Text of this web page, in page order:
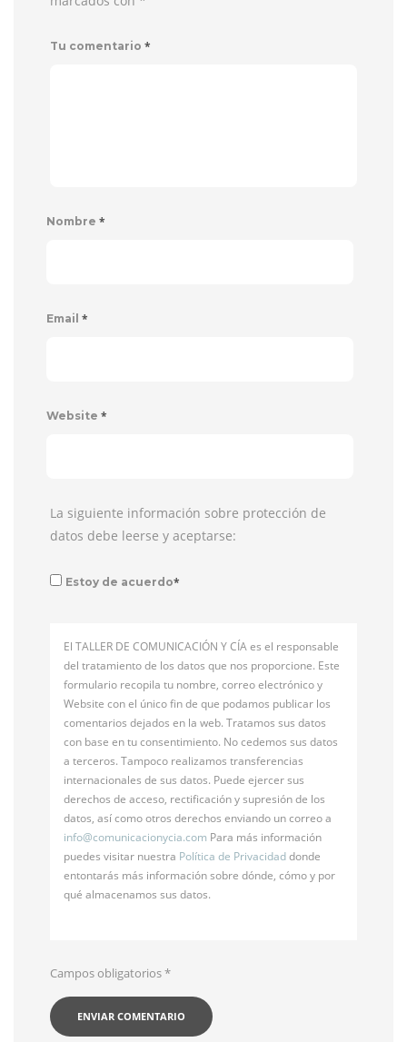
Tu comentario *
Nombre *
Email *
Website *
La siguiente información sobre protección de
datos debe leerse y aceptarse:
Estoy de acuerdo*
El TALLER DE COMUNICACIÓN Y CÍA es el responsable
del tratamiento de los datos que nos proporcione. Este
formulario recopila tu nombre, correo electrónico y
Website con el único fin de que podamos publicar los
comentarios dejados en la web. Tratamos sus datos
con base en tu consentimiento. No cedemos sus datos
a terceros. Tampoco realizamos transferencias
internacionales de sus datos. Puede ejercer sus
derechos de acceso, rectificación y supresión de los
datos, así como otros derechos enviando un correo a
info@comunicacionycia.com Para más información
puedes visitar nuestra Política de Privacidaddonde
entontarás más información sobre dónde, cómo y por
qué almacenamos sus datos.
Campos obligatorios*